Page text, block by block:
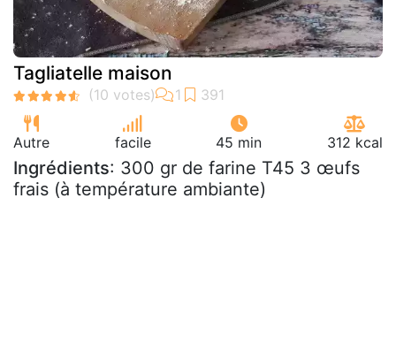
Tagliatelle maison
Autre facile 45 min 312 kcal
Ingrédients: 300 gr de farine T45 3 œufs
frais (à température ambiante)